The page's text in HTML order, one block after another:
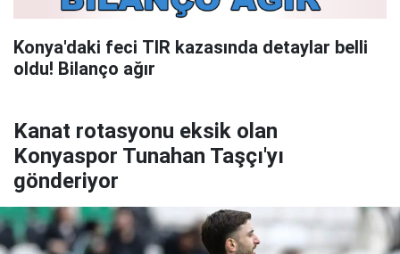
Konya'daki feci TIR kazasında detaylar belli
oldu! Bilanço ağır
Kanat rotasyonu eksik olan
Konyaspor Tunahan Taşçı'yı
gönderiyor